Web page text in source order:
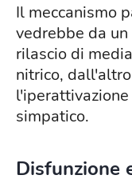
Il meccanismo
vedrebbe da
rilascio di
nitrico,
simpatico.
Disfunzione